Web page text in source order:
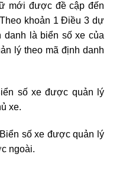
mới được đề cập đến
khoản 1 Điều 3 dự
danh là biển số xe của
lý theo mã định danh
số xe được quản lý
xe.
Biển số xe được quản lý
ngoài.